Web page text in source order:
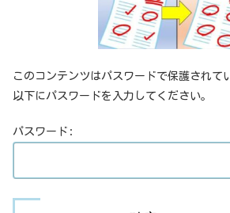
このコンテンツはパスワードで保護されて
以下にパスワードを入力してください。
パスワード: